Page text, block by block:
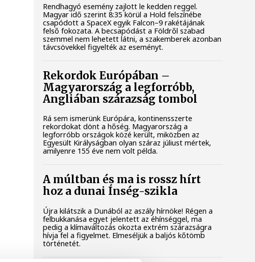
Rendhagyó esemény zajlott le kedden reggel.
Magyar idő szerint 8:35 körül a Hold felszínébe
csapódott a SpaceX egyik Falcon–9 rakétájának
felső fokozata. A becsapódást a Földről szabad
szemmel nem lehetett látni, a szakemberek azonban
távcsövekkel figyelték az eseményt.
Rekordok Európában –
Magyarország a legforróbb,
Angliában szárazság tombol
Rá sem ismerünk Európára, kontinensszerte
rekordokat dönt a hőség. Magyarország a
legforróbb országok közé került, miközben az
Egyesült Királyságban olyan száraz júliust mértek,
amilyenre 155 éve nem volt példa.
A múltban és ma is rossz hírt
hoz a dunai Ínség-szikla
Újra kilátszik a Dunából az aszály hírnöke! Régen a
felbukkanása egyet jelentett az éhínséggel, ma
pedig a klímaváltozás okozta extrém szárazságra
hívja fel a figyelmet. Elmeséljük a baljós kőtömb
történetét.